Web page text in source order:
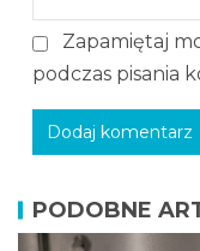
Zapamiętaj
podczas pisania
PODOBNE